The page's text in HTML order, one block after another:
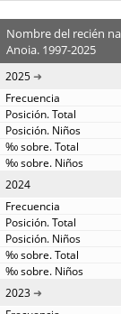
Nombre del recién
Anoia. 1997-2025
2025
2024
2023